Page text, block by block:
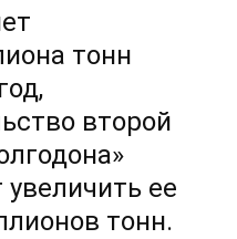
тонн
второй
увеличить ее
тонн.